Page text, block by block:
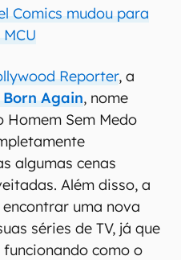
Comics mudou para
Reporter, a
Again, nome
Sem Medo
algumas cenas
Além disso, a
uma nova
séries de TV, já que
como o